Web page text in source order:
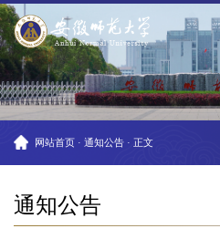
网站首页 · 通知公告 · 正文
通知公告